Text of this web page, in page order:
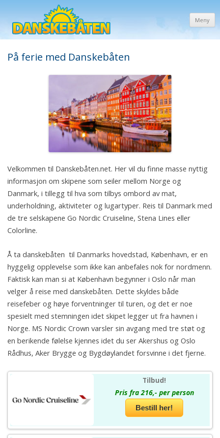
Meny
På ferie med Danskebåten
Velkommen til Danskebåten.net. Her vil du finne masse nyttig
informasjon om skipene som seiler mellom Norge og
Danmark, i tillegg til hva som tilbys ombord av mat,
underholdning, aktiviteter og lugartyper. Reis til Danmark med
de tre selskapene Go Nordic Cruiseline, Stena Lines eller
Colorline.
Å ta danskebåten til Danmarks hovedstad, København, er en
hyggelig opplevelse som ikke kan anbefales nok for nordmenn.
Faktisk kan man si at København begynner i Oslo når man
velger å reise med danskebåten. Dette skyldes både
reisefeber og høye forventninger til turen, og det er noe
spesielt med stemningen idet skipet legger ut fra havnen i
Norge. MS Nordic Crown varsler sin avgang med tre støt og
en berikende følelse kjennes idet du ser Akershus og Oslo
Rådhus, Aker Brygge og Bygdøylandet forsvinne i det fjerne.
Tilbud!
Pris fra 216,- per person
Bestill her!